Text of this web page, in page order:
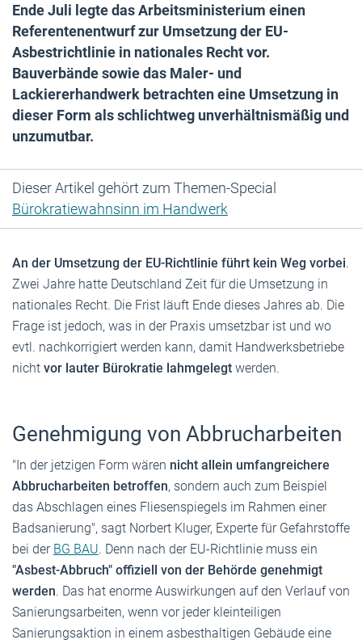
Ende Juli legte das Arbeitsministerium einen
Referentenentwurf zur Umsetzung der EU-
Asbestrichtlinie in nationales Recht vor.
Bauverbände sowie das Maler- und
Lackiererhandwerk betrachten eine Umsetzung in
dieser Form als schlichtweg unverhältnismäßig und
unzumutbar.
Dieser Artikel gehört zum Themen-Special
Bürokratiewahnsinn im Handwerk
An der Umsetzung der EU-Richtlinie führt kein Weg vorbei.
Zwei Jahre hatte Deutschland Zeit für die Umsetzung in
nationales Recht. Die Frist läuft Ende dieses Jahres ab. Die
Frage ist jedoch, was in der Praxis umsetzbar ist und wo
evtl. nachkorrigiert werden kann, damit Handwerksbetriebe
nicht vor lauter Bürokratie lahmgelegt werden.
Genehmigung von Abbrucharbeiten
"In der jetzigen Form wären nicht allein umfangreichere
Abbrucharbeiten betroffen, sondern auch zum Beispiel
das Abschlagen eines Fliesenspiegels im Rahmen einer
Badsanierung", sagt Norbert Kluger, Experte für Gefahrstoffe
bei der BG BAU. Denn nach der EU-Richtlinie muss ein
"Asbest-Abbruch" offiziell von der Behörde genehmigt
werden. Das hat enorme Auswirkungen auf den Verlauf von
Sanierungsarbeiten, wenn vor jeder kleinteiligen
Sanierungsaktion in einem asbesthaltigen Gebäude eine